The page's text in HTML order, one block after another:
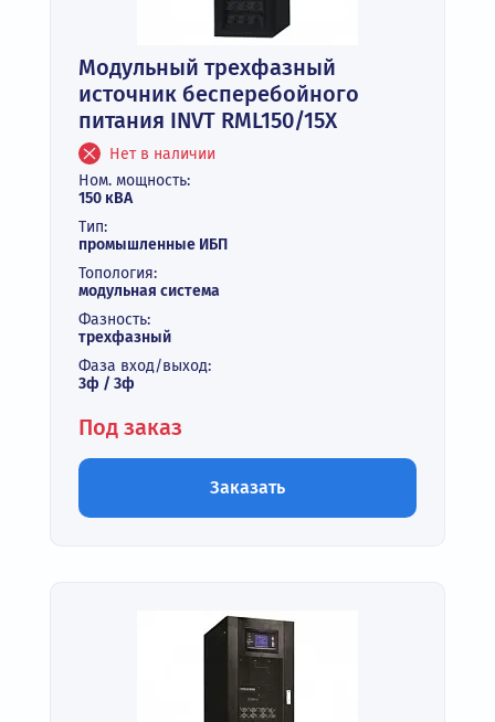
Модульный трехфазный
источник бесперебойного
питания INVT RML150/15X
Нет в наличии
Ном. мощность:
150 кВА
Тип:
промышленные ИБП
Топология:
модульная система
Фазность:
трехфазный
Фаза вход/выход:
3ф / 3ф
Под заказ
Заказать